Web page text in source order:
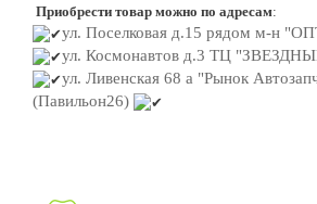
Приобрести товар можно по адресам:
ул. Поселковая д.15 рядом м-н
ул. Космонавтов д.3 ТЦ
ул. Ливенская 68 а "Рынок
(Павильон26)